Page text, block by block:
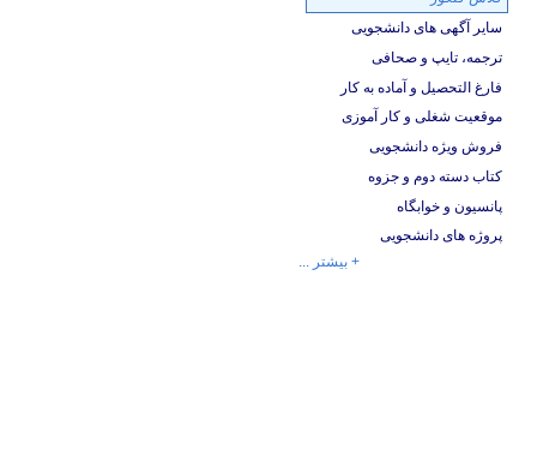
سایر آگهی های دانشجویی
ترجمه، تایپ و صحافی
فارغ التحصیل و آماده به کار
موقعیت شغلی و کار آموزی
فروش ویژه دانشجویی
کتاب دسته دوم و جزوه
پانسیون و خوابگاه
پروژه های دانشجویی
+ بیشتر ...